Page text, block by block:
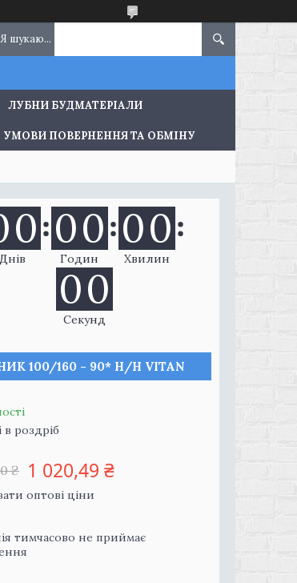
ЛУБНИ БУДМАТЕРІАЛИ
УМОВИ ПОВЕРНЕННЯ ТА ОБМІНУ
0
Днів
00
Годин
00
Хвилин
00
Секунд
100/160 - 90* Н/Н VITAN
роздріб
₴ 1 020,49 ₴
оптові ціни
тимчасово не приймає